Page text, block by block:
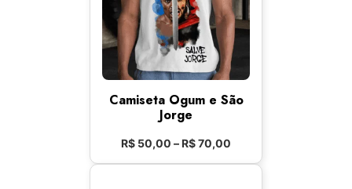
Camiseta Ogum e São
Jorge
R$ 50,00 –R$70,00